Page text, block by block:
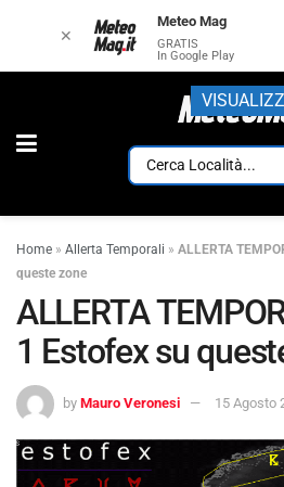
Home » Allerta Temporali » ALLERTA
queste zone
ALLERTA
1 Estofex su
by Mauro Veronesi 15 Agosto
✕
Meteo Mag
GRATIS
In Google Play